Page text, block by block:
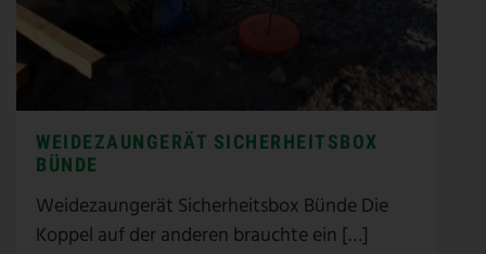
WEIDEZAUNGERÄT SICHERHEITSBOX
BÜNDE
Weidezaungerät Sicherheitsbox Bünde Die
Koppel auf der anderen brauchte ein […]